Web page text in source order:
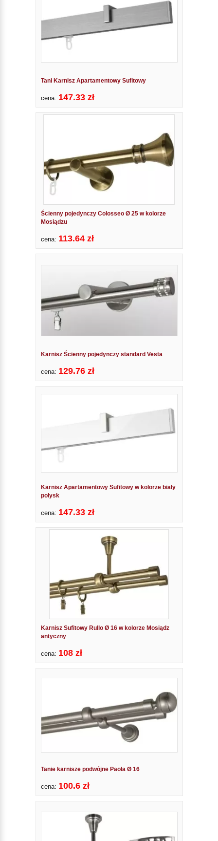
Tani Karnisz Apartamentowy Sufitowy
cena: 147.33 zł
Ścienny pojedynczy Colosseo Ø 25 w kolorze
Mosiądzu
cena: 113.64 zł
Karnisz Ścienny pojedynczy standard Vesta
cena: 129.76 zł
Karnisz Apartamentowy Sufitowy w kolorze biały
połysk
cena: 147.33 zł
Karnisz Sufitowy Rullo Ø 16 w kolorze Mosiądz
antyczny
cena: 108 zł
Tanie karnisze podwójne Paola Ø 16
cena: 100.6 zł